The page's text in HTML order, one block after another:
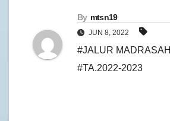
By mtsn19
JUN 8, 2022
#JALUR MADRASAH
#TA.2022-2023